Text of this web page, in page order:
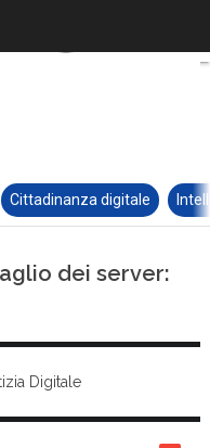
Cittadinanza digitale
dei server:
Digitale